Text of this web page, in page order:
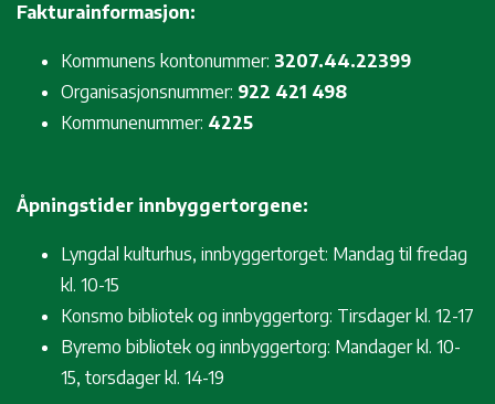
Fakturainformasjon:
Kommunens kontonummer: 3207.44.22399
Organisasjonsnummer: 922 421 498
Kommunenummer: 4225
Åpningstider innbyggertorgene:
Lyngdal kulturhus, innbyggertorget: Mandag til fredag
kl. 10-15
Konsmo bibliotek og innbyggertorg: Tirsdager kl. 12-17
Byremo bibliotek og innbyggertorg: Mandager kl. 10-
15, torsdager kl. 14-19